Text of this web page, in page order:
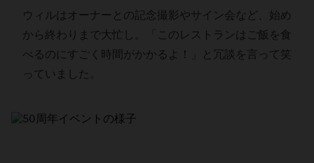
ウィルはオーナーとの記念撮影やサイン会など、始め
から終わりまで大忙し。「このレストランはご飯を食
べるのにすごく時間がかかるよ！」と冗談を言って笑
っていました。